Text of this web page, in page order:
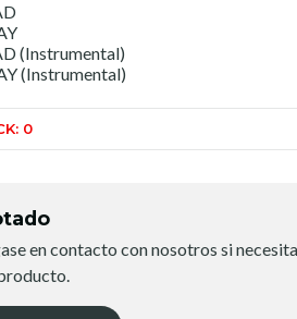
(Instrumental)
(Instrumental)
0
en contacto con nosotros si